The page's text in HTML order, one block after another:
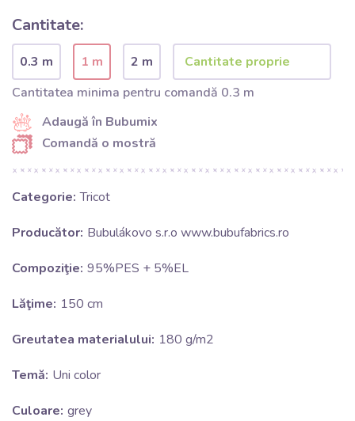
Cantitate:
0.3 m 1 m
2 m
Cantitatea minima pentru comandă 0.3 m
Adaugă în Bubumix
Comandă o mostră
Categorie: Tricot
Producător: Bubulákovo s.r.o www.bubufabrics.ro
Compoziţie: 95%PES + 5%EL
Lăţime: 150 cm
Greutatea materialului: 180 g/m2
Temă: Uni color
Culoare: grey